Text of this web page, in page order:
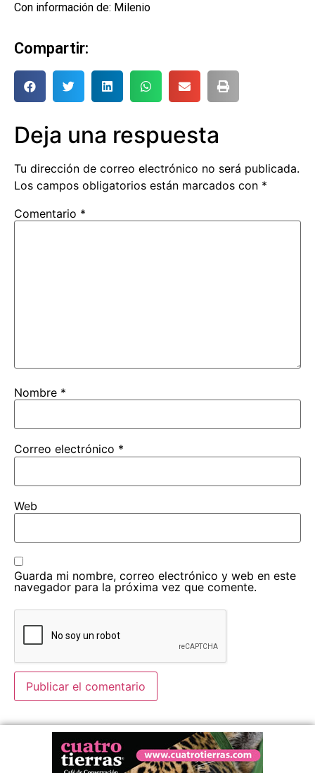
Con información de: Milenio
Compartir:
Deja una respuesta
Tu dirección de correo electrónico no será publicada.
Los campos obligatorios están marcados con *
Comentario *
Nombre *
Correo electrónico *
Web
Guarda mi nombre, correo electrónico y web en este
navegador para la próxima vez que comente.